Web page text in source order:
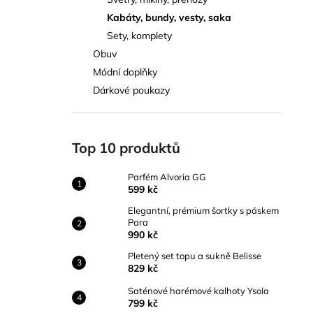
Kabáty, bundy, vesty, saka
Sety, komplety
Obuv
Módní doplňky
Dárkové poukazy
Top 10 produktů
Parfém Alvoria GG
599 kč
Elegantní, prémium šortky s páskem
Para
990 kč
Pletený set topu a sukně Belisse
829 kč
Saténové harémové kalhoty Ysola
799 kč
PARFÉM ALVORIA GG
599 kč